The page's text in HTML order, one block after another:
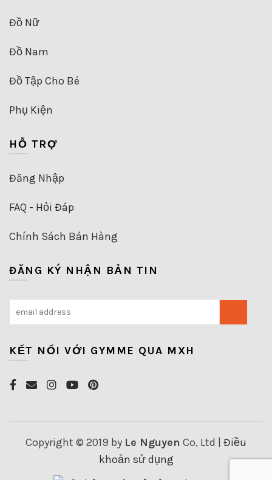
Đồ Nữ
Đồ Nam
Đồ Tập Cho Bé
Phụ Kiện
HỖ TRỢ
Đăng Nhập
FAQ - Hỏi Đáp
Chính Sách Bán Hàng
ĐĂNG KÝ NHẬN BẢN TIN
KẾT NỐI VỚI GYMME QUA MXH
Copyright © 2019 by Le Nguyen Co, Ltd | Điều
khoản sử dụng